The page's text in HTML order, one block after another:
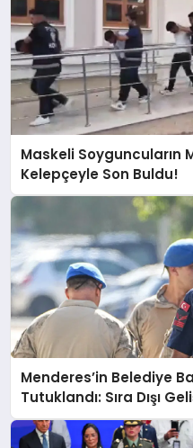
Maskeli Soyguncuların
Kelepçeyle Son Buldu!
Menderes’in Belediye
Tutuklandı: Sıra Dışı